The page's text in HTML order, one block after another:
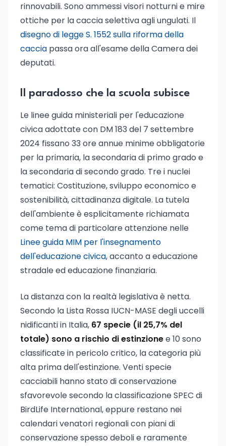
rinnovabili. Sono ammessi visori notturni e mire
ottiche per la caccia selettiva agli ungulati. Il
disegno di legge S. 1552 sulla riforma della
caccia passa ora all'esame della Camera dei
deputati.
Il paradosso che la scuola subisce
Le linee guida ministeriali per l'educazione
civica adottate con DM 183 del 7 settembre
2024 fissano 33 ore annue minime obbligatorie
per la primaria, la secondaria di primo grado e
la secondaria di secondo grado. Tre i nuclei
tematici: Costituzione, sviluppo economico e
sostenibilità, cittadinanza digitale. La tutela
dell'ambiente è esplicitamente richiamata
come tema di particolare attenzione nelle
Linee guida MIM per l'insegnamento
dell'educazione civica, accanto a educazione
stradale ed educazione finanziaria.
La distanza con la realtà legislativa è netta.
Secondo la Lista Rossa IUCN-MASE degli uccelli
nidificanti in Italia, 67 specie (il 25,7% del
totale) sono a rischio di estinzionee 10 sono
classificate in pericolo critico, la categoria più
alta prima dell'estinzione. Venti specie
cacciabili hanno stato di conservazione
sfavorevole secondo la classificazione SPEC di
BirdLife International, eppure restano nei
calendari venatori regionali con piani di
conservazione spesso deboli e raramente